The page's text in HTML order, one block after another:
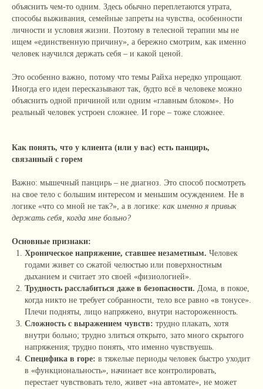
объяснить чем-то одним. Здесь обычно переплетаются утрата,
способы выживания, семейные запреты на чувства, особенности
личности и условия жизни. Поэтому в телесной терапии мы не
ищем «единственную причину», а бережно смотрим, как именно
человек научился держать себя – и какой ценой.
Это особенно важно, потому что темы Райха нередко упрощают.
Иногда его идеи пересказывают так, будто всё в человеке можно
объяснить одной причиной или одним «главным блоком». Но
реальный человек устроен сложнее. И горе – тоже сложнее.
Как понять, что у клиента (или у вас) есть панцирь,
связанный с горем
Важно: мышечный панцирь – не диагноз. Это способ посмотреть
на свое тело с большим интересом и меньшим осуждением. Не в
логике «что со мной не так?», а в логике: как именно я привык
держать себя, когда мне больно?
Основные признаки:
Хроническое напряжение, ставшее незаметным. Человек
годами живет со сжатой челюстью или поверхностным
дыханием и считает это своей «физиологией».
Трудность расслабиться даже в безопасности. Дома, в покое,
когда никто не требует собранности, тело все равно «в тонусе».
Плечи подняты, лицо напряжено, внутри настороженность.
Сложность с выражением чувств: трудно плакать, хотя
внутри больно; трудно злиться открыто, зато много скрытого
напряжения; трудно понять, что именно чувствуешь.
Специфика в горе: в тяжелые периоды человек быстро уходит
в «функциональность», начинает все контролировать,
перестает чувствовать тело, живет «на автомате», не может